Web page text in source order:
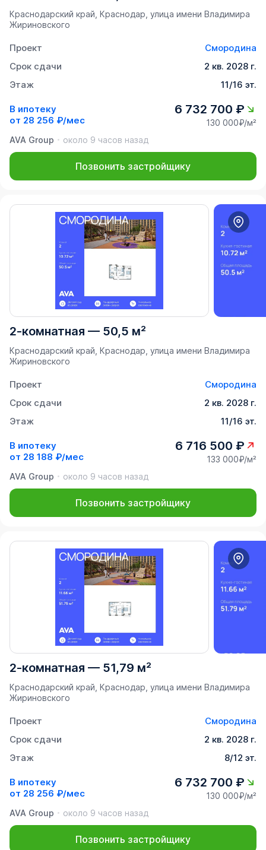
Краснодарский край, Краснодар, улица имени Владимира
Жириновского
Проект
Смородина
Срок сдачи
2 кв. 2028 г.
Этаж
11/16 эт.
В ипотеку
от 28 256 ₽/мес
6 732 700 ₽
130 000₽/м²
AVA Group
около 9 часов назад
Позвонить застройщику
2-комнатная — 50,5 м²
Краснодарский край, Краснодар, улица имени Владимира
Жириновского
Проект
Смородина
Срок сдачи
2 кв. 2028 г.
Этаж
11/16 эт.
В ипотеку
от 28 188 ₽/мес
6 716 500 ₽
133 000₽/м²
AVA Group
около 9 часов назад
Позвонить застройщику
2-комнатная — 51,79 м²
Краснодарский край, Краснодар, улица имени Владимира
Жириновского
Проект
Смородина
Срок сдачи
2 кв. 2028 г.
Этаж
8/12 эт.
В ипотеку
от 28 256 ₽/мес
6 732 700 ₽
130 000₽/м²
AVA Group
около 9 часов назад
Позвонить застройщику